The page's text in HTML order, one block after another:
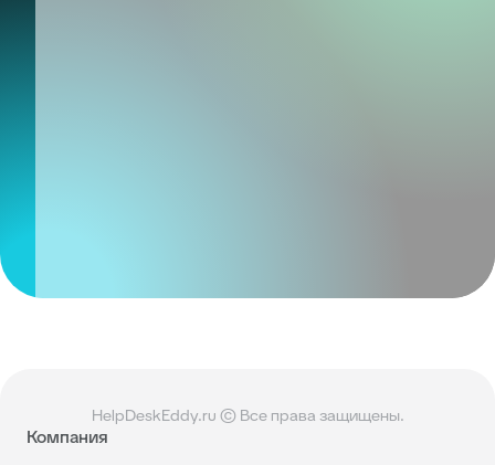
HelpDeskEddy.ru © Все права защищены.
Компания